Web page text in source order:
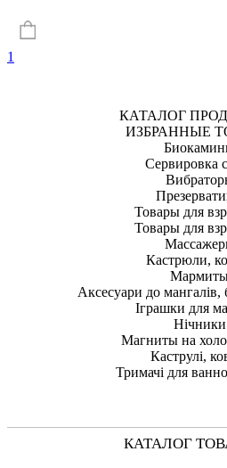
1
КАТАЛОГ
ИЗБРАННЫЕ
Сервировка
Товары для
Товары для
Кастрюли,
Аксесуари до мангалів,
Іграшки для
Нічники
Магниты на
Каструлі,
Тримачі для
КАТАЛОГ